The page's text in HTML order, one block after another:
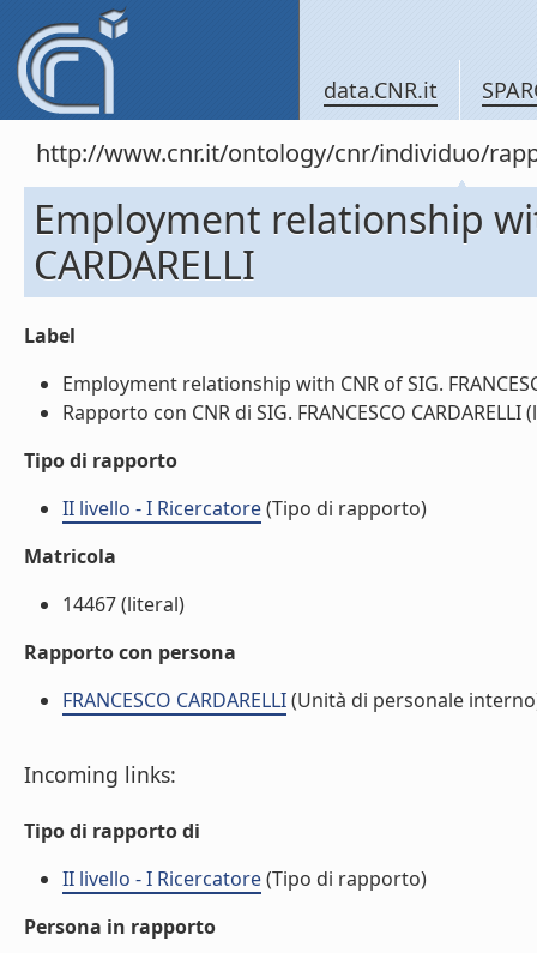
data.CNR.it
http://www.cnr.it/ontology/cnr/individuo/
Employment relationship
CARDARELLI
Label
Employment relationship with CNR of SIG.
Rapporto con CNR di SIG. FRANCESCO CARDARELLI
Tipo di rapporto
II livello - I Ricercatore(Tipo di rapporto)
Matricola
14467 (literal)
Rapporto con persona
FRANCESCO CARDARELLI(Unità di personale
Incoming links:
Tipo di rapporto di
II livello - I Ricercatore(Tipo di rapporto)
Persona in rapporto